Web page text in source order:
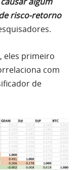
risco-retorno
eles primeiro
com
de